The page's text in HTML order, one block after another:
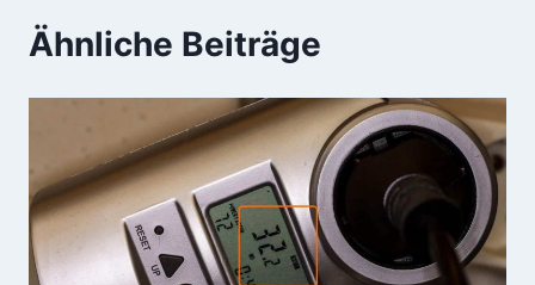
Ähnliche Beiträge